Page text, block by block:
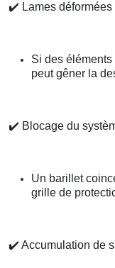
✔️ Lames déformées
Si des
peut gêner la
✔️ Blocage du
Un barillet
grille de
✔️ Accumulation de